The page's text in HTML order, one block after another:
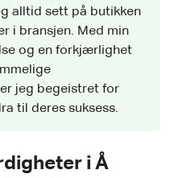
alltid sett på butikken
i bransjen. Med min
og en forkjærlighet
jeg begeistret for
til deres suksess.
i Å